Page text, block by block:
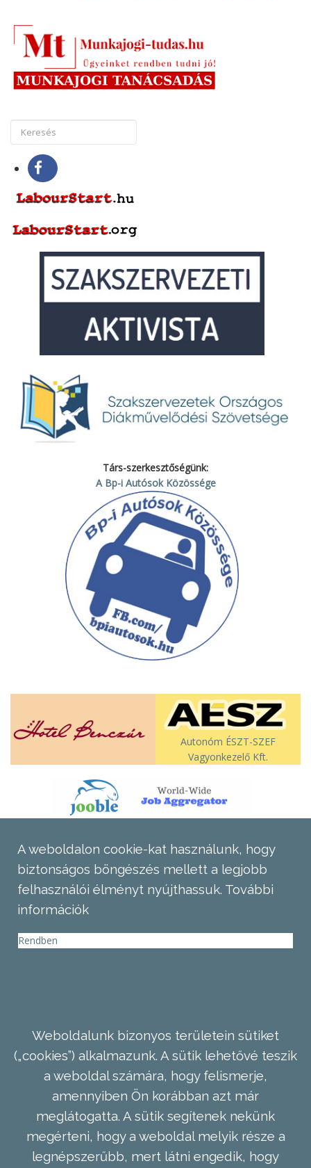
Társ-szerkesztőségünk:
A Bp-i Autósok Közössége
Autonóm ÉSZT-SZEF
Vagyonkezelő Kft.
A weboldalon cookie-kat használunk, hogy
biztonságos böngészés mellett a legjobb
felhasználói élményt nyújthassuk. További
információk
Rendben
Weboldalunk bizonyos területein sütiket
(„cookies”) alkalmazunk. A sütik lehetővé teszik
a weboldal számára, hogy felismerje,
amennyiben Ön korábban azt már
meglátogatta. A sütik segítenek nekünk
megérteni, hogy a weboldal melyik része a
legnépszerűbb, mert látni engedik, hogy